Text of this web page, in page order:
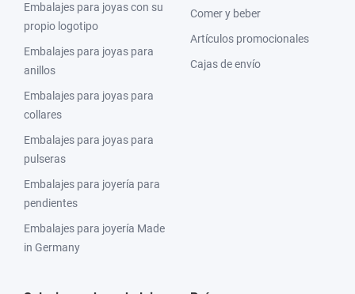
Embalajes para joyas con su
propio logotipo
Embalajes para joyas para
anillos
Embalajes para joyas para
collares
Embalajes para joyas para
pulseras
Embalajes para joyería para
pendientes
Embalajes para joyería Made
in Germany
Comer y beber
Artículos promocionales
Cajas de envío